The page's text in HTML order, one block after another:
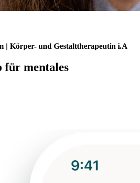
| Körper- und Gestalttherapeutin i.A
mentales